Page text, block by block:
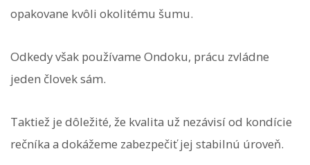
opakovane kvôli okolitému šumu.
Odkedy však používame Ondoku, prácu zvládne
jeden človek sám.
Taktiež je dôležité, že kvalita už nezávisí od kondície
rečníka a dokážeme zabezpečiť jej stabilnú úroveň.